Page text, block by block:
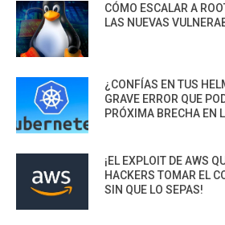
CÓMO ESCALAR A
LAS NUEVAS
¿CONFÍAS EN TUS
GRAVE ERROR QUE
PRÓXIMA BRECHA EN
¡EL EXPLOIT DE AWS
HACKERS TOMAR EL
SIN QUE LO SEPAS!